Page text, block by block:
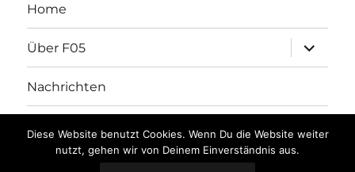
Home
Über F05
öffnen
Nachrichten
öffnen
Diese Website benutzt Cookies. Wenn Du die Website weiter
nutzt, gehen wir von Deinem Einverständnis aus.